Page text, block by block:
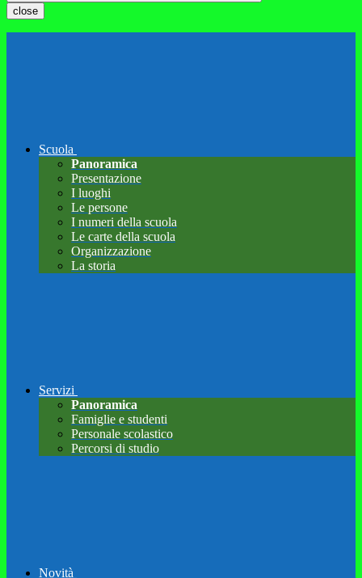
close
Scuola
Panoramica
Presentazione
I luoghi
Le persone
I numeri della scuola
Le carte della scuola
Organizzazione
La storia
Servizi
Panoramica
Famiglie e studenti
Personale scolastico
Percorsi di studio
Novità